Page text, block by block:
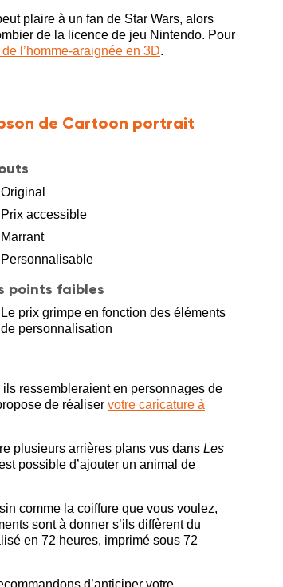
plaire à un fan de Star Wars, alors
de la licence de jeu Nintendo. Pour
de l’homme-araignée en 3D.
de Cartoon portrait
Original
Prix accessible
Marrant
Personnalisable
points faibles
Le prix grimpe en fonction des éléments
de personnalisation
ressembleraient en personnages de
de réaliser votre caricature à
plusieurs arrières plans vus dans Les
possible d’ajouter un animal de
comme la coiffure que vous voulez,
sont à donner s’ils diffèrent du
en 72 heures, imprimé sous 72